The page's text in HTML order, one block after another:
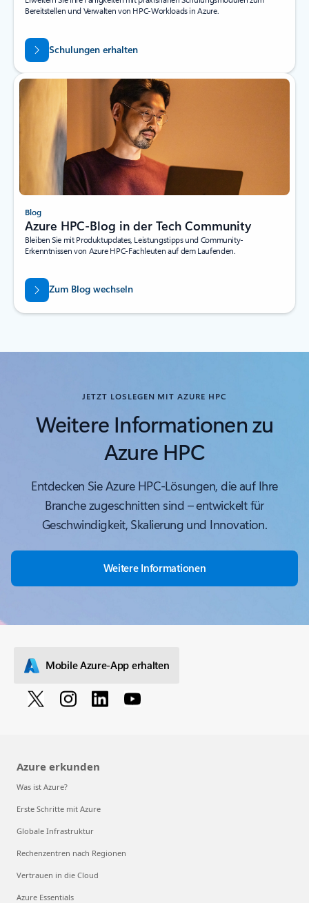
Bereitstellen und Verwalten von HPC-Workloads in Azure.
Schulungen erhalten
Blog
Azure HPC-Blog in der Tech Community
Bleiben Sie mit Produktupdates, Leistungstipps und Community-
Erkenntnissen von Azure HPC-Fachleuten auf dem Laufenden.
Zum Blog wechseln
JETZT LOSLEGEN MIT AZURE HPC
Weitere Informationen zu
Azure HPC
Entdecken Sie Azure HPC-Lösungen, die auf Ihre
Branche zugeschnitten sind – entwickelt für
Geschwindigkeit, Skalierung und Innovation.
Weitere Informationen
Mobile Azure-App erhalten
Azure erkunden
Was ist Azure?
Erste Schritte mit Azure
Globale Infrastruktur
Rechenzentren nach Regionen
Vertrauen in die Cloud
Azure Essentials